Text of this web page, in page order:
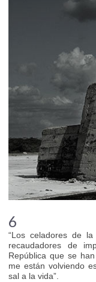
6
“Los celadores de
recaudadores de
República que se
me están volviendo
sal a la vida”.